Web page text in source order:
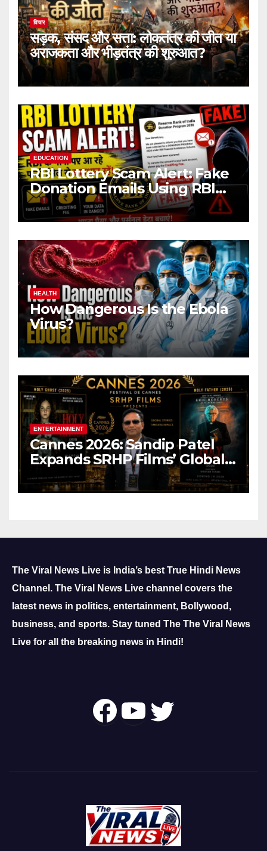
विचार
सड़क, संसद और सत्ता: लोकतंत्र की जीत या
अराजकता और भीड़तंत्र की शुरुआत?
EDUCATION
RBI Lottery Scam Alert: Fake
Donation Emails Using RBI
Name Target Indian Users
HEALTH
How Dangerous Is the Ebola
Virus?
ENTERTAINMENT
Cannes 2026: Sandip Patel
Expands SRHP Films’ Global
Reach
The Viral News Live is India’s best True Hindi News
Channel. The Viral News Live channel covers the
latest news in politics, entertainment, Bollywood,
business, and sports. Stay tuned The The Viral News
Live for all the breaking news in Hindi!
Follow Us OnYouTube
Twitter